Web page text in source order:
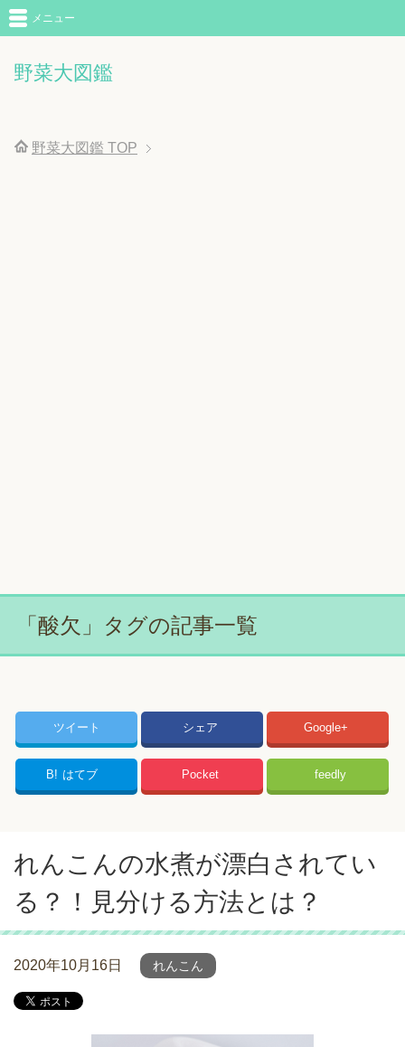
野菜大図鑑
メニュー
野菜大図鑑 TOP
「酸欠」タグの記事一覧
ツイート シェア Google+
B! はてブ Pocket feedly
れんこんの水煮が漂白されてい
る？！見分ける方法とは？
2020年10月16日 れんこん